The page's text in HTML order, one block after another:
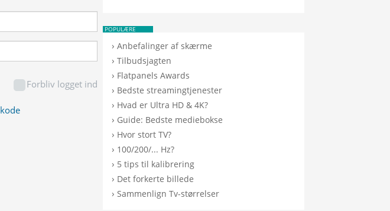
Forbliv logget ind
POPULÆRE
›Anbefalinger af skærme
›Tilbudsjagten
› Flatpanels Awards
› Bedste streamingtjenester
› Hvad er Ultra HD & 4K?
› Guide: Bedste mediebokse
› Hvor stort TV?
› 100/200/... Hz?
› 5 tips til kalibrering
› Det forkerte billede
›Sammenlign Tv-størrelser